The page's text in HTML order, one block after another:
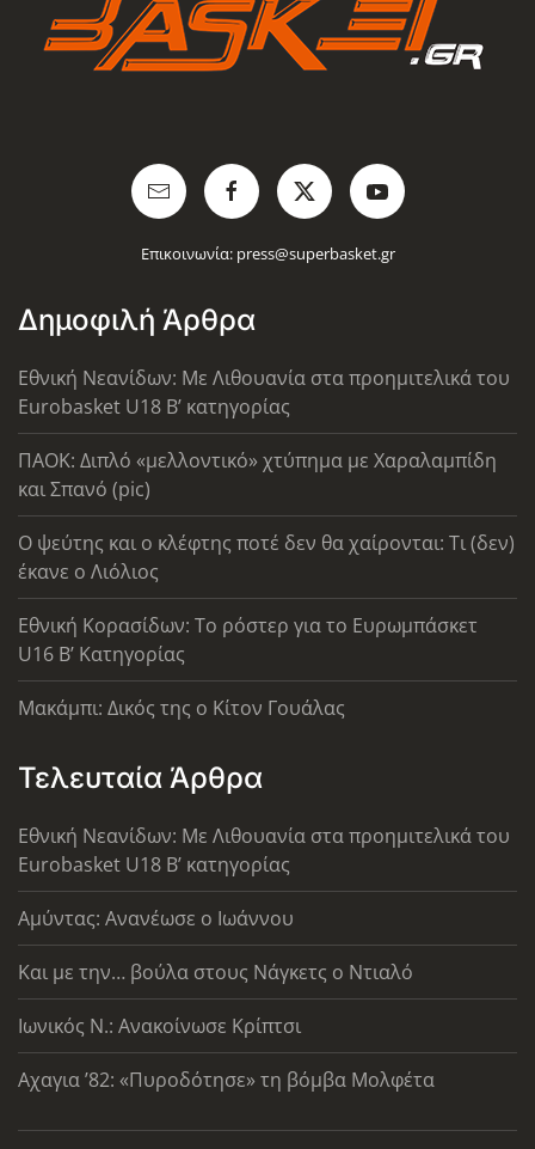
Επικοινωνία: press@superbasket.gr
Δημοφιλή Άρθρα
Εθνική Νεανίδων: Με Λιθουανία στα προημιτελικά του
Eurobasket U18 Β’ κατηγορίας
ΠΑΟΚ: Διπλό «μελλοντικό» χτύπημα με Χαραλαμπίδη
και Σπανό (pic)
Ο ψεύτης και ο κλέφτης ποτέ δεν θα χαίρονται: Τι (δεν)
έκανε ο Λιόλιος
Εθνική Κορασίδων: Το ρόστερ για το Ευρωμπάσκετ
U16 B’ Κατηγορίας
Μακάμπι: Δικός της ο Κίτον Γουάλας
Τελευταία Άρθρα
Εθνική Νεανίδων: Με Λιθουανία στα προημιτελικά του
Eurobasket U18 Β’ κατηγορίας
Αμύντας: Ανανέωσε ο Ιωάννου
Και με την… βούλα στους Νάγκετς ο Ντιαλό
Ιωνικός Ν.: Ανακοίνωσε Κρίπτσι
Αχαγια ’82: «Πυροδότησε» τη βόμβα Μολφέτα